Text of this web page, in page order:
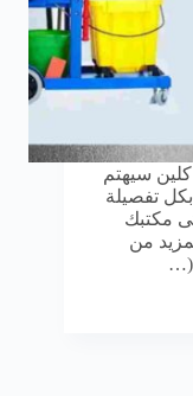
سيهتم
تفصيلة
مكتبك
من
(…